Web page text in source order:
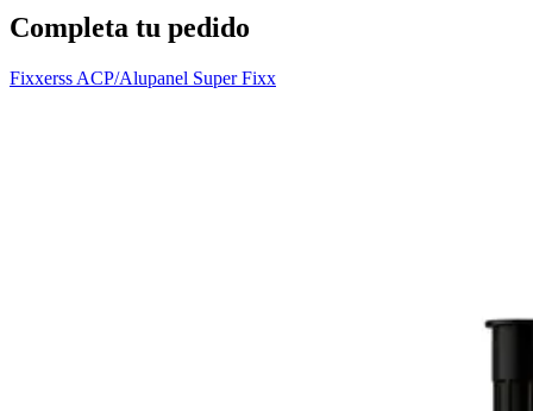
Completa tu pedido
Fixxerss ACP/Alupanel Super Fixx